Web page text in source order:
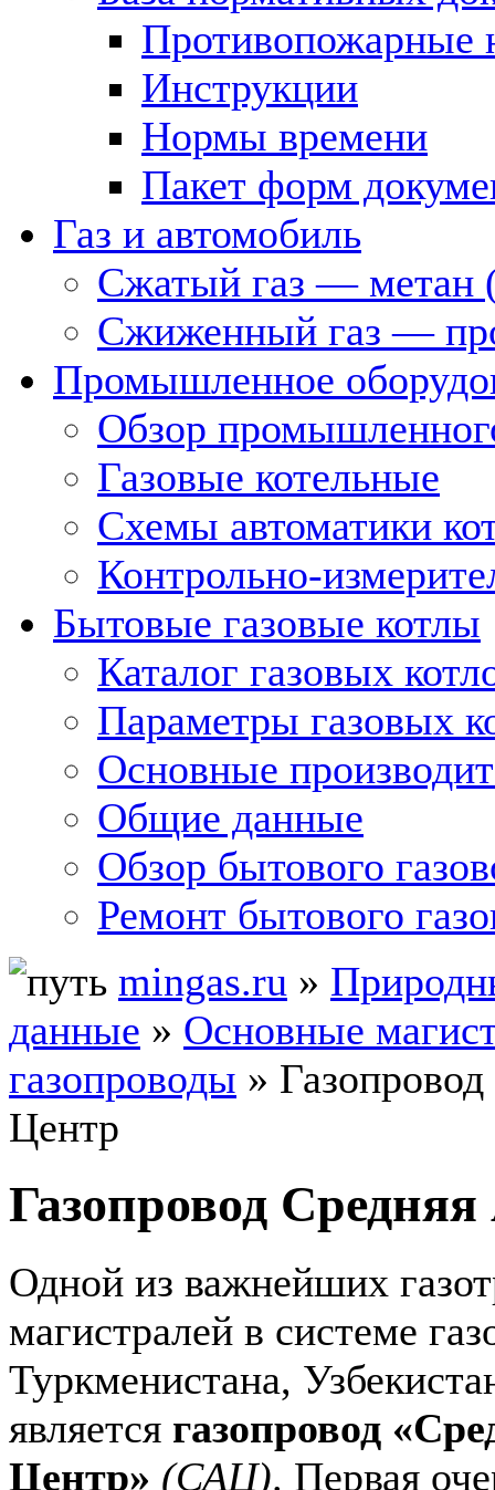
Противопожарные
Инструкции
Нормы времени
Пакет форм
Газ и автомобиль
Сжатый газ — метан
Сжиженный газ —
Промышленное
Обзор
Газовые котельные
Схемы автоматики
Контрольно-
Бытовые газовые котлы
Каталог газовых
Параметры газовых
Основные
Общие данные
Обзор бытового
Ремонт бытового
mingas.ru »
данные » Основные
газопроводы »
Центр
Газопровод
Одной из важнейших
магистралей в системе
Туркменистана,
является газопровод
Центр» (САЦ). Первая